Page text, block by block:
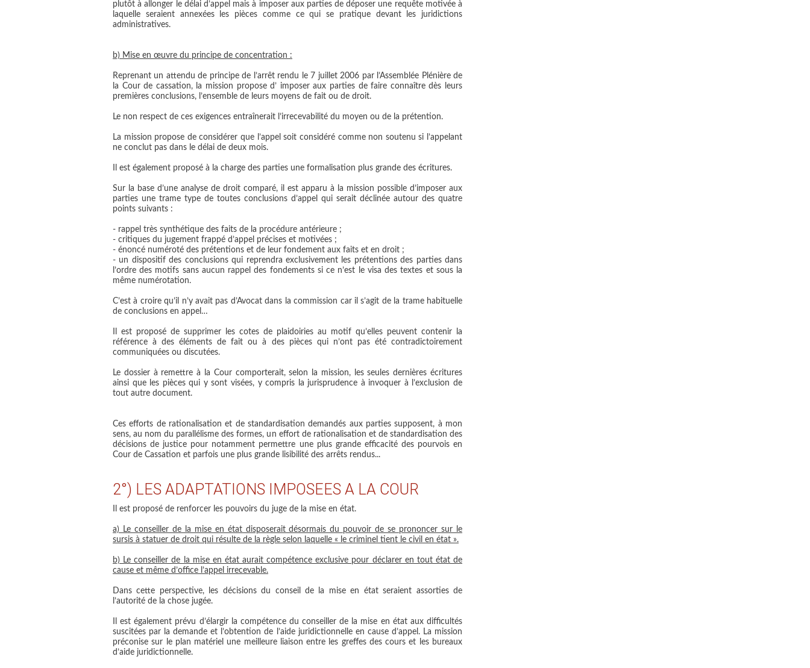
plutôt à allonger le délai d’appel mais à imposer aux parties de déposer une requête motivée à
laquelle seraient annexées les pièces comme ce qui se pratique devant les juridictions
administratives.
b) Mise en œuvre du principe de concentration :
Reprenant un attendu de principe de l’arrêt rendu le 7 juillet 2006 par l’Assemblée Plénière de
la Cour de cassation, la mission propose d’ imposer aux parties de faire connaître dès leurs
premières conclusions, l’ensemble de leurs moyens de fait ou de droit.
Le non respect de ces exigences entraînerait l’irrecevabilité du moyen ou de la prétention.
La mission propose de considérer que l’appel soit considéré comme non soutenu si l’appelant
ne conclut pas dans le délai de deux mois.
Il est également proposé à la charge des parties une formalisation plus grande des écritures.
Sur la base d’une analyse de droit comparé, il est apparu à la mission possible d’imposer aux
parties une trame type de toutes conclusions d’appel qui serait déclinée autour des quatre
points suivants :
- rappel très synthétique des faits de la procédure antérieure ;
- critiques du jugement frappé d’appel précises et motivées ;
- énoncé numéroté des prétentions et de leur fondement aux faits et en droit ;
- un dispositif des conclusions qui reprendra exclusivement les prétentions des parties dans
l’ordre des motifs sans aucun rappel des fondements si ce n’est le visa des textes et sous la
même numérotation.
C’est à croire qu’il n’y avait pas d’Avocat dans la commission car il s’agit de la trame habituelle
de conclusions en appel…
Il est proposé de supprimer les cotes de plaidoiries au motif qu’elles peuvent contenir la
référence à des éléments de fait ou à des pièces qui n’ont pas été contradictoirement
communiquées ou discutées.
Le dossier à remettre à la Cour comporterait, selon la mission, les seules dernières écritures
ainsi que les pièces qui y sont visées, y compris la jurisprudence à invoquer à l’exclusion de
tout autre document.
Ces efforts de rationalisation et de standardisation demandés aux parties supposent, à mon
sens, au nom du parallélisme des formes, un effort de rationalisation et de standardisation des
décisions de justice pour notamment permettre une plus grande efficacité des pourvois en
Cour de Cassation et parfois une plus grande lisibilité des arrêts rendus...
2°) LES ADAPTATIONS IMPOSEES A LA COUR
Il est proposé de renforcer les pouvoirs du juge de la mise en état.
a) Le conseiller de la mise en état disposerait désormais du pouvoir de se prononcer sur le
sursis à statuer de droit qui résulte de la règle selon laquelle « le criminel tient le civil en état ».
b) Le conseiller de la mise en état aurait compétence exclusive pour déclarer en tout état de
cause et même d’office l’appel irrecevable.
Dans cette perspective, les décisions du conseil de la mise en état seraient assorties de
l’autorité de la chose jugée.
Il est également prévu d’élargir la compétence du conseiller de la mise en état aux difficultés
suscitées par la demande et l’obtention de l’aide juridictionnelle en cause d’appel. La mission
préconise sur le plan matériel une meilleure liaison entre les greffes des cours et les bureaux
d’aide juridictionnelle.